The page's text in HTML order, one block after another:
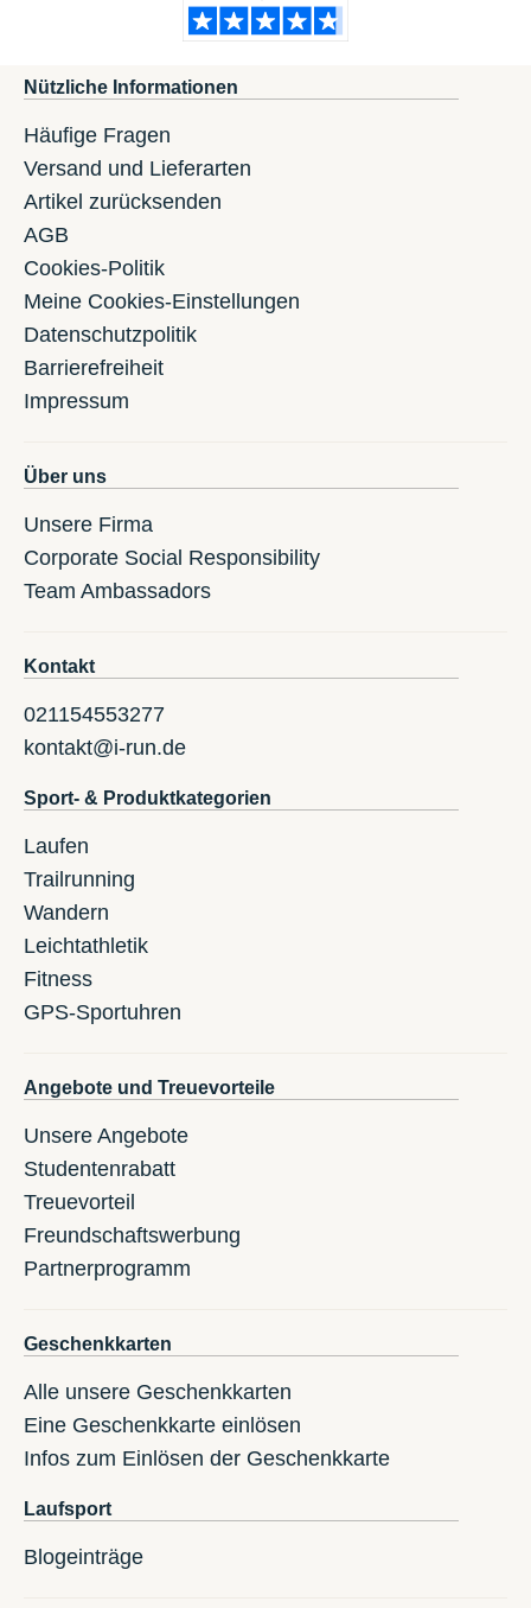
Nützliche Informationen
Häufige Fragen
Versand und Lieferarten
Artikel zurücksenden
AGB
Cookies-Politik
Meine Cookies-Einstellungen
Datenschutzpolitik
Barrierefreiheit
Impressum
Über uns
Unsere Firma
Corporate Social Responsibility
Team Ambassadors
Kontakt
021154553277
kontakt@i-run.de
Sport- & Produktkategorien
Laufen
Trailrunning
Wandern
Leichtathletik
Fitness
GPS-Sportuhren
Angebote und Treuevorteile
Unsere Angebote
Studentenrabatt
Treuevorteil
Freundschaftswerbung
Partnerprogramm
Geschenkkarten
Alle unsere Geschenkkarten
Eine Geschenkkarte einlösen
Infos zum Einlösen der Geschenkkarte
Laufsport
Blogeinträge